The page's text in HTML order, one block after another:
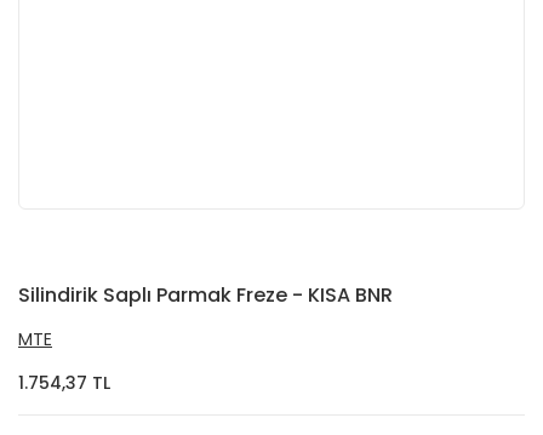
Silindirik Saplı Parmak Freze - KISA BNR
MTE
1.754,37 TL